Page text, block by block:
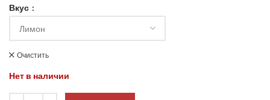
Вкус
Очистить
Нет в наличии